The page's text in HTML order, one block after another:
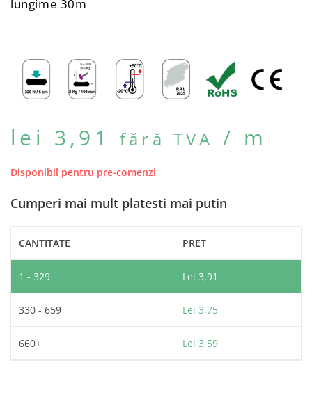
lungime 30m
lei 3,91 fără TVA / m
Disponibil pentru pre-comenzi
Cumperi mai mult platesti mai putin
CANTITATE PRET
1 - 329 Lei 3,91
330 - 659 Lei 3,75
660+ Lei 3,59